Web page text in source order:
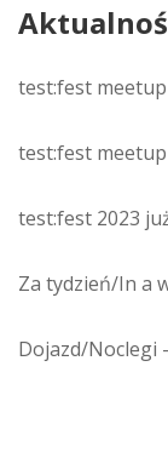
test:fest meetup
test:fest meetup
test:fest 2023
Za tydzień/In a
Dojazd/Noclegi